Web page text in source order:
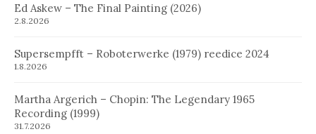
Ed Askew – The Final Painting (2026)
2.8.2026
Supersempfft – Roboterwerke (1979) reedice 2024
1.8.2026
Martha Argerich – Chopin: The Legendary 1965
Recording (1999)
31.7.2026